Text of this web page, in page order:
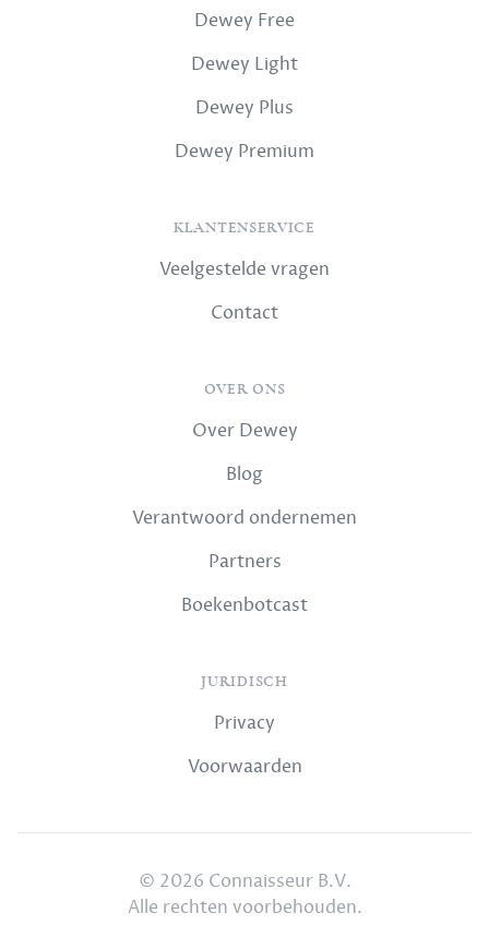
Dewey Free
Dewey Light
Dewey Plus
Dewey Premium
KLANTENSERVICE
Veelgestelde vragen
Contact
OVER ONS
Over Dewey
Blog
Verantwoord ondernemen
Partners
Boekenbotcast
JURIDISCH
Privacy
Voorwaarden
© 2026 Connaisseur B.V.
Alle rechten voorbehouden.